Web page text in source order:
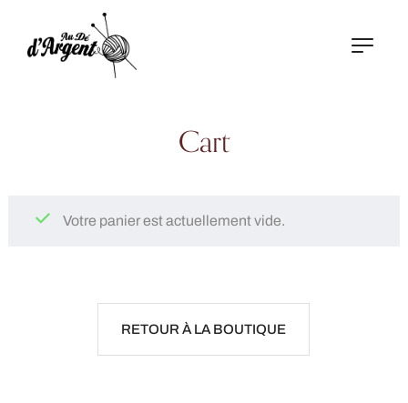
Cart
Votre panier est actuellement vide.
RETOUR À LA BOUTIQUE